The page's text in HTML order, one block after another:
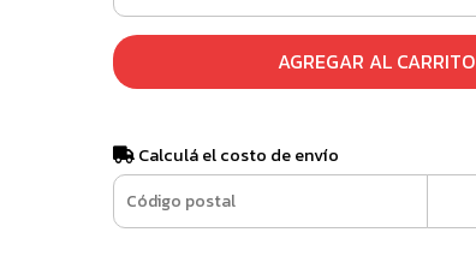
AGREGAR AL CARRITO
Calculá el costo de envío